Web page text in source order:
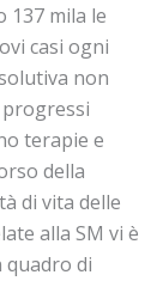
137 mila le
casi ogni
non
terapie e
della
di vita delle
alla SM vi è
quadro di